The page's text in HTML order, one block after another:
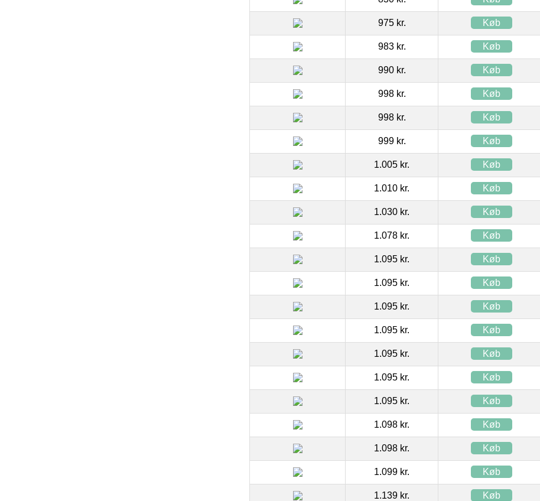
975 kr. Køb
983 kr. Køb
990 kr. Køb
998 kr. Køb
998 kr. Køb
999 kr. Køb
1.005 kr. Køb
1.010 kr. Køb
1.030 kr. Køb
1.078 kr. Køb
1.095 kr. Køb
1.095 kr. Køb
1.095 kr. Køb
1.095 kr. Køb
1.095 kr. Køb
1.095 kr. Køb
1.095 kr. Køb
1.098 kr. Køb
1.098 kr. Køb
1.099 kr. Køb
1.139 kr. Køb